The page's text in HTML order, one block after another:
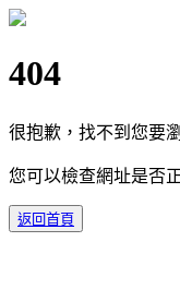
404
很抱歉，找不到您要
您可以檢查網址是否
返回首頁